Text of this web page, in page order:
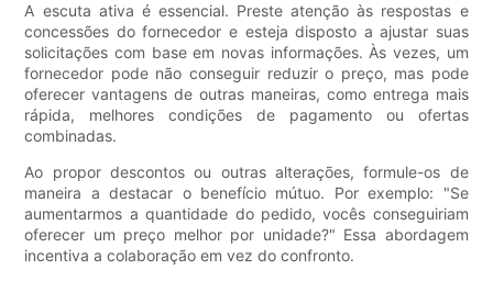
A escuta ativa é essencial. Preste atenção às respostas e
concessões do fornecedor e esteja disposto a ajustar suas
solicitações com base em novas informações. Às vezes, um
fornecedor pode não conseguir reduzir o preço, mas pode
oferecer vantagens de outras maneiras, como entrega mais
rápida, melhores condições de pagamento ou ofertas
combinadas.
Ao propor descontos ou outras alterações, formule-os de
maneira a destacar o benefício mútuo. Por exemplo: "Se
aumentarmos a quantidade do pedido, vocês conseguiriam
oferecer um preço melhor por unidade?" Essa abordagem
incentiva a colaboração em vez do confronto.